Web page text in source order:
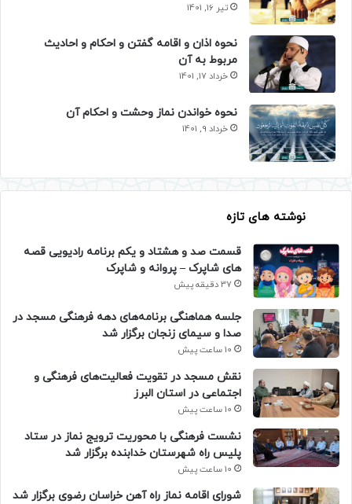
تیر 16, 1401
نحوه اذان و اقامه گفتن و احکام و احادیث
مربوط به آن
خرداد 17, 1401
نحوه خواندن نماز وحشت و احکام آن
خرداد 9, 1401
نوشته های تازه
قسمت صد و هشتاد و یکم برنامه رادیویی قصه
های شاپرک – پروانه و شاپرک
37 دقیقه پیش
جلسه هماهنگی برنامه‌های دهه فرهنگی مسجد در
صدا و سیمای زنجان برگزار شد
10 ساعت پیش
نقش مسجد در تقویت فعالیت‌های فرهنگی و
اجتماعی در استان البرز
10 ساعت پیش
نشست فرهنگی با محوریت ترویج نماز در ستاد
پلیس راه شهرستان خدابنده برگزار شد
10 ساعت پیش
شورای اقامه نماز راه آهن خراسان رضوی برگزار شد